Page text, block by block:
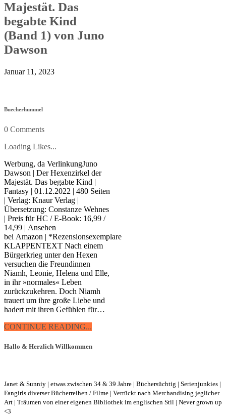
Majestät. Das
begabte Kind
(Band 1) von Juno
Dawson
Januar 11, 2023
Buecherhummel
0 Comments
Loading Likes...
Werbung, da VerlinkungJuno
Dawson | Der Hexenzirkel der
Majestät. Das begabte Kind |
Fantasy | 01.12.2022 | 480 Seiten
| Verlag: Knaur Verlag |
Übersetzung: Constanze Wehnes
| Preis für HC / E-Book: 16,99 /
14,99 | Ansehen
bei Amazon | *Rezensionsexemplare
KLAPPENTEXT Nach einem
Bürgerkrieg unter den Hexen
versuchen die Freundinnen
Niamh, Leonie, Helena und Elle,
in ihr »normales« Leben
zurückzukehren. Doch Niamh
trauert um ihre große Liebe und
hadert mit ihren Gefühlen für…
CONTINUE READING...
Hallo & Herzlich Willkommen
Janet & Sunniy | etwas zwischen 34 & 39 Jahre | Büchersüchtig | Serienjunkies |
Fangirls diverser Bücherreihen / Filme | Verrückt nach Merchandising jeglicher
Art | Träumen von einer eigenen Bibliothek im englischen Stil | Never grown up
<3